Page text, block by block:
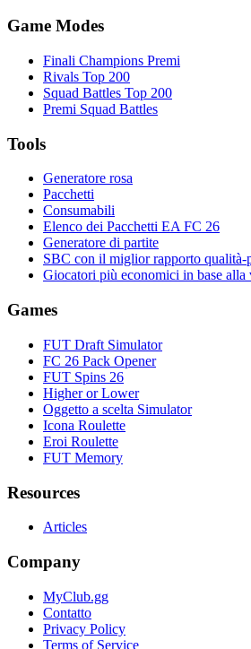
Game Modes
Finali Champions Premi
Rivals Top 200
Squad Battles Top 200
Premi Squad Battles
Tools
Generatore rosa
Pacchetti
Consumabili
Elenco dei Pacchetti EA FC 26
Generatore di partite
SBC con il miglior rapporto qualità-
Giocatori più economici in base alla
Games
FUT Draft Simulator
FC 26 Pack Opener
FUT Spins 26
Higher or Lower
Oggetto a scelta Simulator
Icona Roulette
Eroi Roulette
FUT Memory
Resources
Articles
Company
MyClub.gg
Contatto
Privacy Policy
Terms of Service